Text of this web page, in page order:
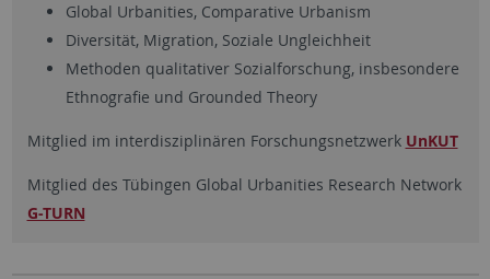
Global Urbanities, Comparative Urbanism
Diversität, Migration, Soziale Ungleichheit
Methoden qualitativer Sozialforschung, insbesondere
Ethnografie und Grounded Theory
Mitglied im interdisziplinären Forschungsnetzwerk UnKUT
Mitglied des Tübingen Global Urbanities Research Network
G-TURN